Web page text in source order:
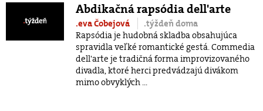
Abdikačná rapsódia dell'arte
.eva Čobejová
.týždeň doma
Rapsódia je hudobná skladba obsahujúca
spravidla veľké romantické gestá. Commedia
dell'arte je tradičná forma improvizovaného
divadla, ktoré herci predvádzajú divákom
mimo obvyklých ...